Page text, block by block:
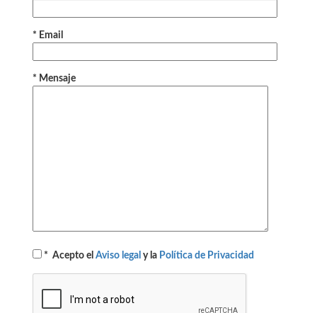
* Email
* Mensaje
* Acepto el Aviso legal y la Política de Privacidad